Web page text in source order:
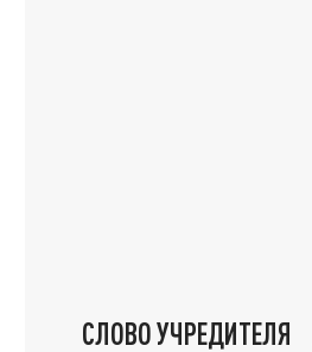
СЛОВО УЧРЕДИТЕЛЯ